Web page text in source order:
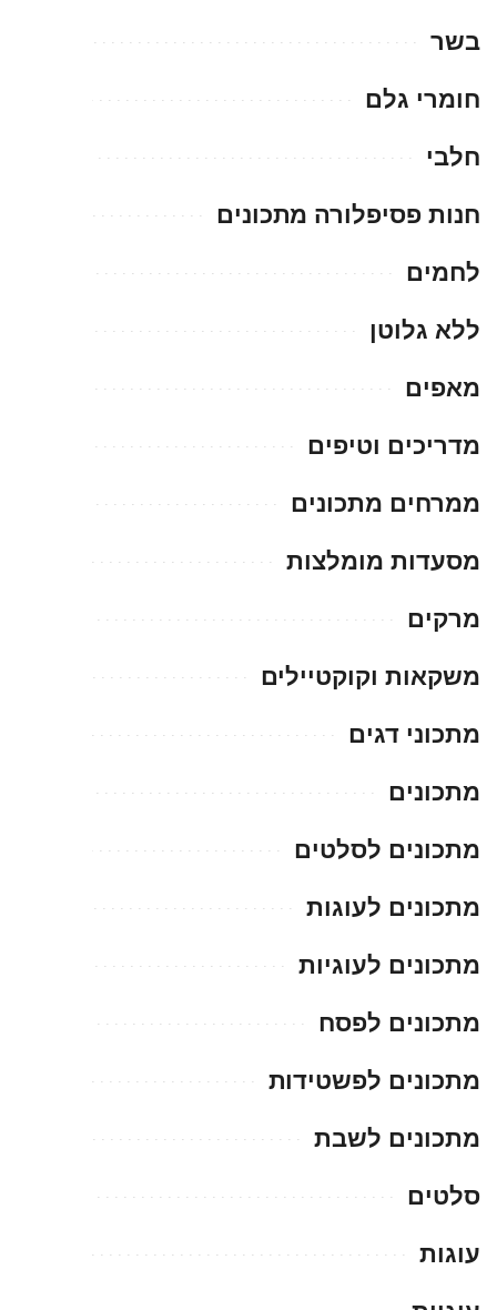
בשר
חומרי גלם
חלבי
חנות פסיפלורה מתכונים
לחמים
ללא גלוטן
מאפים
מדריכים וטיפים
ממרחים מתכונים
מסעדות מומלצות
מרקים
משקאות וקוקטיילים
מתכוני דגים
מתכונים
מתכונים לסלטים
מתכונים לעוגות
מתכונים לעוגיות
מתכונים לפסח
מתכונים לפשטידות
מתכונים לשבת
סלטים
עוגות